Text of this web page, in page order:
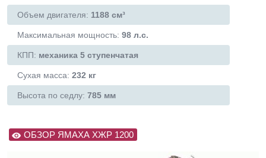
Объем двигателя: 1188 см³
Максимальная мощность: 98 л.с.
КПП: механика 5 ступенчатая
Сухая масса: 232 кг
Высота по седлу: 785 мм
ОБЗОР ЯМАХА ХЖР 1200